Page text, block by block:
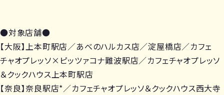
●対象店舗●
【大阪】上本町駅店／あべのハルカス店／淀屋橋店／カフェ
チャオプレッソ×ピッツァコナ難波駅店／カフェチャオプレッソ
＆クックハウス上本町駅店
【奈良】奈良駅店*／カフェチャオプレッソ＆クックハウス西大寺